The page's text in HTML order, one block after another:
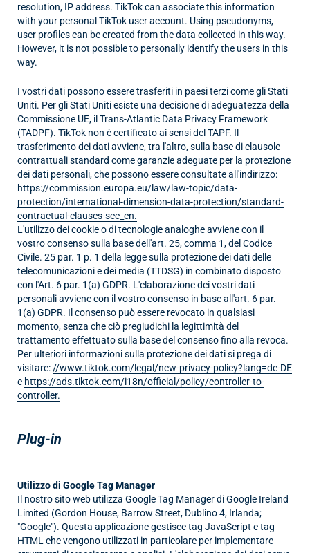
resolution, IP address. TikTok can associate this information
with your personal TikTok user account. Using pseudonyms,
user profiles can be created from the data collected in this way.
However, it is not possible to personally identify the users in this
way.
I vostri dati possono essere trasferiti in paesi terzi come gli Stati
Uniti. Per gli Stati Uniti esiste una decisione di adeguatezza della
Commissione UE, il Trans-Atlantic Data Privacy Framework
(TADPF). TikTok non è certificato ai sensi del TAPF. Il
trasferimento dei dati avviene, tra l'altro, sulla base di clausole
contrattuali standard come garanzie adeguate per la protezione
dei dati personali, che possono essere consultate all'indirizzo:
https://commission.europa.eu/law/law-topic/data-
protection/international-dimension-data-protection/standard-
contractual-clauses-scc_en.
L'utilizzo dei cookie o di tecnologie analoghe avviene con il
vostro consenso sulla base dell'art. 25, comma 1, del Codice
Civile. 25 par. 1 p. 1 della legge sulla protezione dei dati delle
telecomunicazioni e dei media (TTDSG) in combinato disposto
con l'Art. 6 par. 1(a) GDPR. L'elaborazione dei vostri dati
personali avviene con il vostro consenso in base all'art. 6 par.
1(a) GDPR. Il consenso può essere revocato in qualsiasi
momento, senza che ciò pregiudichi la legittimità del
trattamento effettuato sulla base del consenso fino alla revoca.
Per ulteriori informazioni sulla protezione dei dati si prega di
visitare://www.tiktok.com/legal/new-privacy-policy?lang=de-DE
e https://ads.tiktok.com/i18n/official/policy/controller-to-
controller.
Plug-in
Utilizzo di Google Tag Manager
Il nostro sito web utilizza Google Tag Manager di Google Ireland
Limited (Gordon House, Barrow Street, Dublino 4, Irlanda;
"Google"). Questa applicazione gestisce tag JavaScript e tag
HTML che vengono utilizzati in particolare per implementare